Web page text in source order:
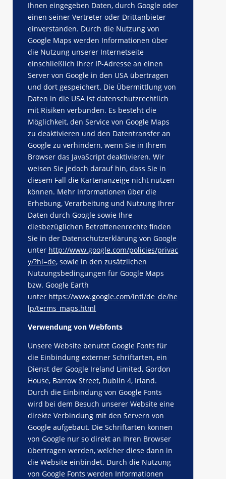
Ihnen eingegeben Daten, durch Google oder
einen seiner Vertreter oder Drittanbieter
einverstanden. Durch die Nutzung von
Google Maps werden Informationen über
die Nutzung unserer Internetseite
einschließlich Ihrer IP-Adresse an einen
Server von Google in den USA übertragen
und dort gespeichert. Die Übermittlung von
Daten in die USA ist datenschutzrechtlich
mit Risiken verbunden. Es besteht die
Möglichkeit, den Service von Google Maps
zu deaktivieren und den Datentransfer an
Google zu verhindern, wenn Sie in Ihrem
Browser das JavaScript deaktivieren. Wir
weisen Sie jedoch darauf hin, dass Sie in
diesem Fall die Kartenanzeige nicht nutzen
können. Mehr Informationen über die
Erhebung, Verarbeitung und Nutzung Ihrer
Daten durch Google sowie Ihre
diesbezüglichen Betroffenenrechte finden
Sie in der Datenschutzerklärung von Google
unter http://www.google.com/policies/privac
y/?hl=de, sowie in den zusätzlichen
Nutzungsbedingungen für Google Maps
bzw. Google Earth
unter https://www.google.com/intl/de_de/he
lp/terms_maps.html
Verwendung von Webfonts
Unsere Website benutzt Google Fonts für
die Einbindung externer Schriftarten, ein
Dienst der Google Ireland Limited, Gordon
House, Barrow Street, Dublin 4, Irland.
Durch die Einbindung von Google Fonts
wird bei dem Besuch unserer Website eine
direkte Verbindung mit den Servern von
Google aufgebaut. Die Schriftarten können
von Google nur so direkt an Ihren Browser
übertragen werden, welcher diese dann in
die Website einbindet. Durch die Nutzung
von Google Fonts werden Informationen